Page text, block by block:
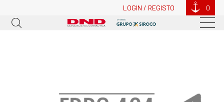
LOGIN / REGISTO 0